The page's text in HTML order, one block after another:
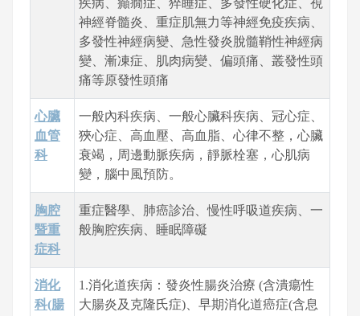
疾病、癲癇症、猝睡症、多發性硬化症、視
神經脊髓炎、重症肌無力等神經免疫疾病、
多發性神經病變、急性發炎脫髓鞘性神經病
變、漸凍症、肌肉病變、偏頭痛、叢發性頭
痛等原發性頭痛
心臟
血管
科
一般內科疾病、一般心臟科疾病、冠心症、
狹心症、高血壓、高血脂、心律不整，心臟
衰竭，周邊動脈疾病，靜脈栓塞，心肌病
變，腦中風預防。
胸腔
暨重
症科
重症醫學、肺癌診治、慢性呼吸道疾病、一
般胸腔疾病、睡眠障礙
消化
科(腸
1.消化道疾病：發炎性腸炎治療 (含潰瘍性
大腸炎及克隆氏症)、早期消化道癌症(含息